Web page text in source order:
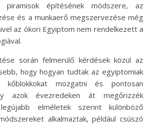
piramisok építésének módszere, az
és a munkaerő megszervezése még
az ókori Egyiptom nem rendelkezett a
során felmerülő kérdések közül az
hogy hogyan tudtak az egyiptomiak
kőblokkokat mozgatni és pontosan
azok évezredeken át megőrizzék
elméletek szerint különböző
alkalmaztak, például csúszó